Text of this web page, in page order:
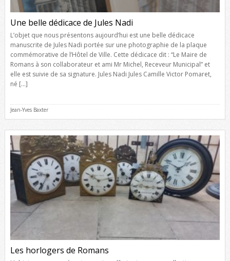
Une belle dédicace de Jules Nadi
L’objet que nous présentons aujourd’hui est une belle dédicace
manuscrite de Jules Nadi portée sur une photographie de la plaque
commémorative de l’Hôtel de Ville. Cette dédicace dit : “Le Maire de
Romans à son collaborateur et ami Mr Michel, Receveur Municipal” et
elle est suivie de sa signature. Jules Nadi Jules Camille Victor Pomaret,
né […]
Jean-Yves Baxter
Les horlogers de Romans